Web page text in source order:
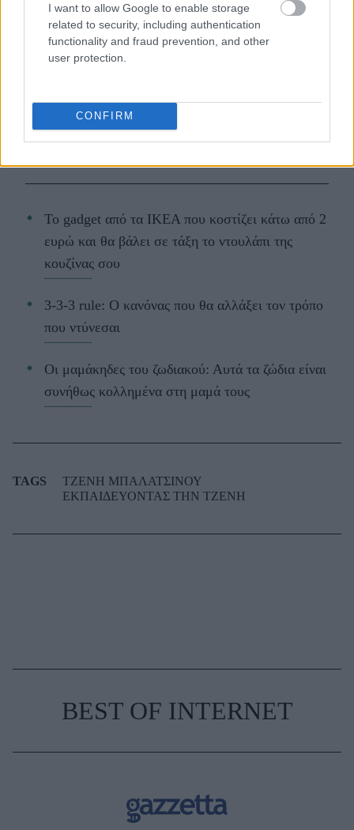
I want to allow Google to enable storage
related to security, including authentication
functionality and fraud prevention, and other
user protection.
CONFIRM
ΔΙΑΒΑΖΟΝΤΑΙ ΤΩΡΑ
Το gadget από τα IKEA που κοστίζει κάτω από 2
ευρώ και θα βάλει σε τάξη το ντουλάπι της
κουζίνας σου
3-3-3 rule: Ο κανόνας που θα αλλάξει τον τρόπο
που ντύνεσαι
Οι μαμάκηδες του ζωδιακού: Αυτά τα ζώδια είναι
συνήθως κολλημένα στη μαμά τους
TAGS
ΤΖΕΝΗ ΜΠΑΛΑΤΣΙΝΟΥ
ΕΚΠΑΙΔΕΥΟΝΤΑΣ ΤΗΝ ΤΖΕΝΗ
BEST OF INTERNET